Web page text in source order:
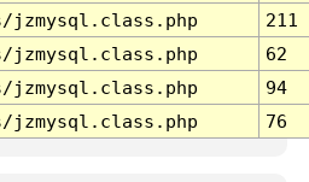
jzmysql.class.php
211
jzmysql.class.php
62
jzmysql.class.php
94
jzmysql.class.php 76